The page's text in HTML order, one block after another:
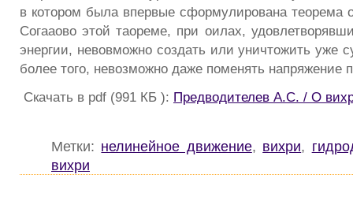
в котором была впервые сформулирована теорема
Согааово этой таореме, при оилах,
энергии, невовможно создать или уничтожить уже
более того, невозможно даже поменять напряжение
Скачать в pdf (991 КБ ): Предводителев А.С. / О
Метки: нелинейное движение, вихри,
вихри